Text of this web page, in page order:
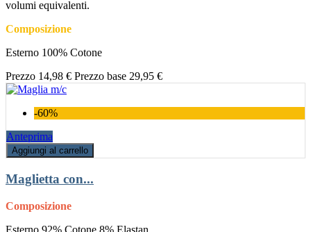
volumi equivalenti.
Composizione
Esterno 100% Cotone
Prezzo 14,98 € Prezzo base 29,95 €
-60%
Anteprima
Aggiungi al carrello
Maglietta con...
Composizione
Esterno 92% Cotone 8% Elastan